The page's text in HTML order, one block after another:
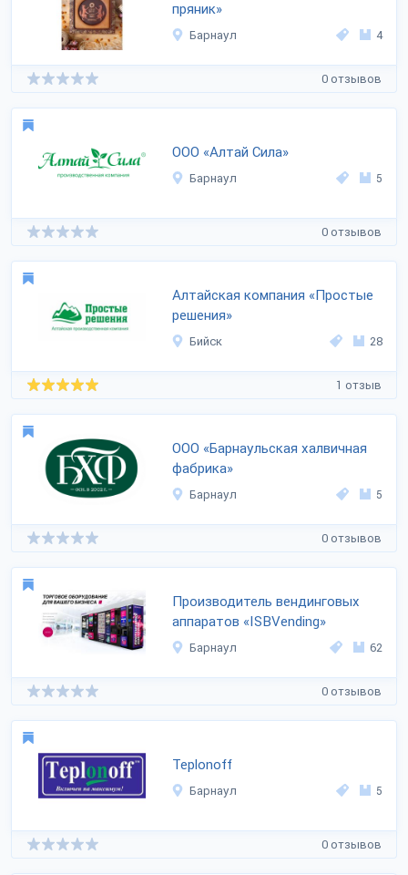
пряник»
Барнаул 4
0 отзывов
ООО «Алтай Сила»
Барнаул 5
0 отзывов
Алтайская компания «Простые
решения»
Бийск 28
1 отзыв
ООО «Барнаульская халвичная
фабрика»
Барнаул 5
0 отзывов
Производитель вендинговых
аппаратов «ISBVending»
Барнаул 62
0 отзывов
Teplonoff
Барнаул 5
0 отзывов